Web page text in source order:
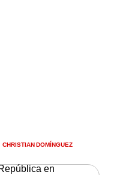
CHRISTIAN DOMÍNGUEZ
en